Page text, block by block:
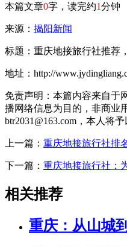
本篇文章0字，读完约1分钟
来源： 揭阳新闻
标题：重庆地接旅行社推荐
地址：http://
免责声明：本篇内容来自于
播网络信息为目的，非商业
btr2031@163.com，本人将予
上一篇： 重庆地接旅行社排
下一篇： 重庆地接旅行社：
相关推荐
重庆：从山城